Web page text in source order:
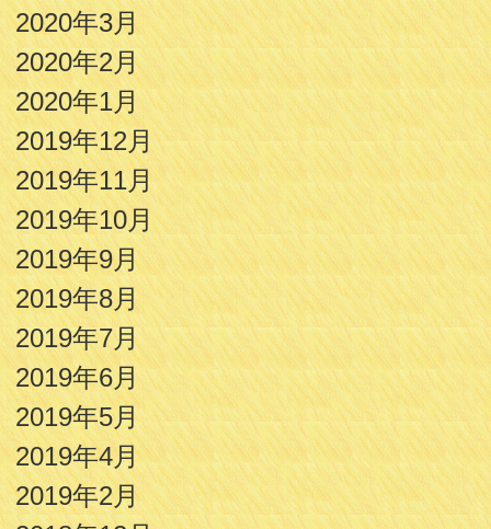
2020年3月
2020年2月
2020年1月
2019年12月
2019年11月
2019年10月
2019年9月
2019年8月
2019年7月
2019年6月
2019年5月
2019年4月
2019年2月